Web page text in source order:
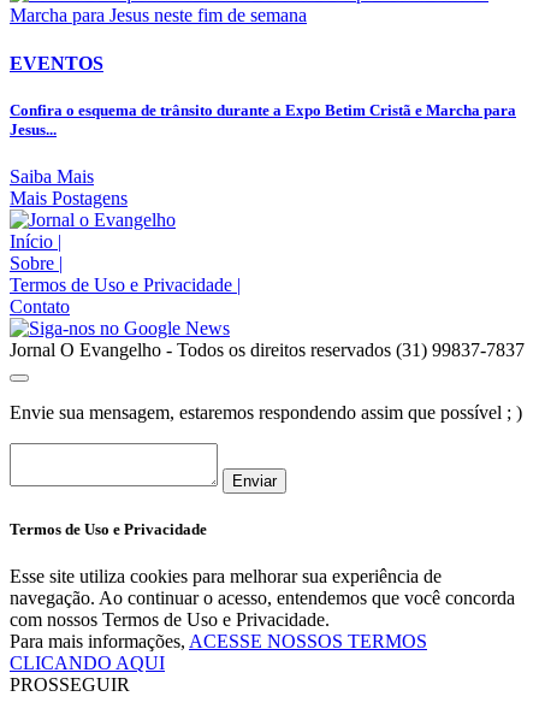
EVENTOS
Confira o esquema de trânsito durante a Expo Betim Cristã e Marcha para
Jesus...
Saiba Mais
Mais Postagens
Início |
Sobre |
Termos de Uso e Privacidade |
Contato
Jornal O Evangelho - Todos os direitos reservados (31) 99837-7837
Envie sua mensagem, estaremos respondendo assim que possível ; )
Enviar
Termos de Uso e Privacidade
Esse site utiliza cookies para melhorar sua experiência de
navegação. Ao continuar o acesso, entendemos que você concorda
com nossos Termos de Uso e Privacidade.
Para mais informações, ACESSE NOSSOS TERMOS
CLICANDO AQUI
PROSSEGUIR